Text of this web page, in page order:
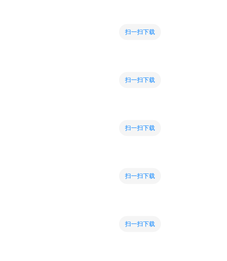
扫一扫下载
扫一扫下载
扫一扫下载
扫一扫下载
扫一扫下载